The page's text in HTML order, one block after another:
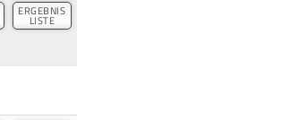
ERGEBNIS
LISTE